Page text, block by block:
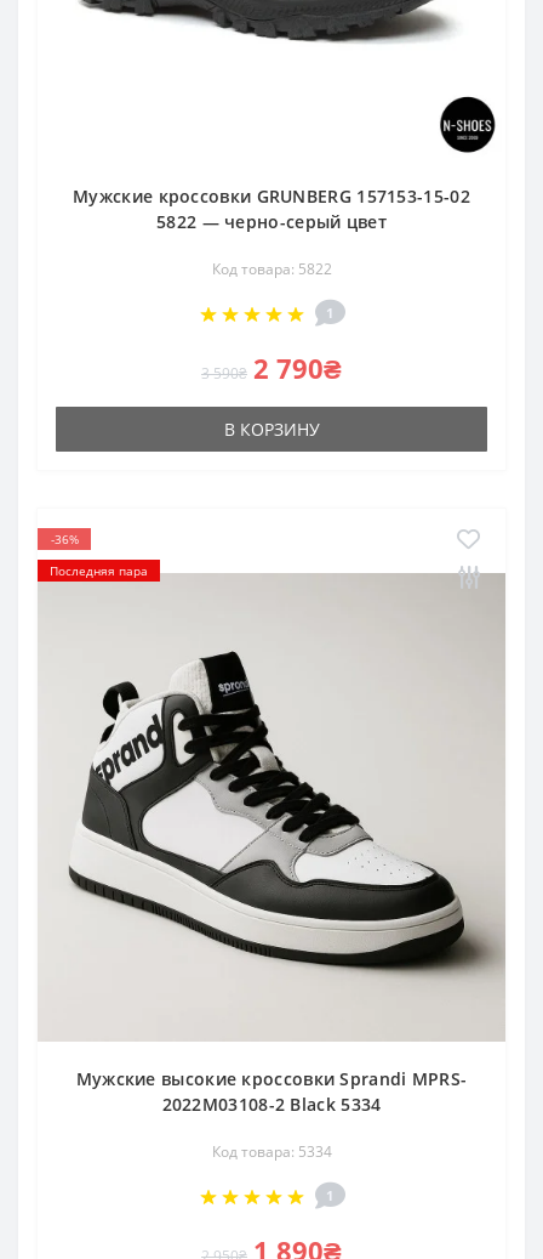
Мужские кроссовки GRUNBERG 157153-15-02
5822 — черно-серый цвет
Код товара: 5822
1
3 590₴ 2 790₴
В КОРЗИНУ
-36%
Последняя пара
Мужские высокие кроссовки Sprandi MPRS-
2022M03108-2 Black 5334
Код товара: 5334
1
1 890₴